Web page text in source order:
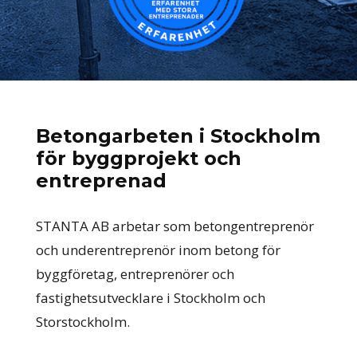
Betongarbeten i Stockholm
för byggprojekt och
entreprenad
STANTA AB arbetar som betongentreprenör
och underentreprenör inom betong för
byggföretag, entreprenörer och
fastighetsutvecklare i Stockholm och
Storstockholm.